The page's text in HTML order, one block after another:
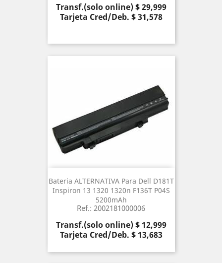
Precio
Transf.(solo online) $ 29,999
Tarjeta Cred/Deb. $ 31,578
Bateria ALTERNATIVA Para Dell D181T
Inspiron 13 1320 1320n F136T P04S
5200mAh
Ref.: 2002181000006
Precio
Transf.(solo online) $ 12,999
Tarjeta Cred/Deb. $ 13,683